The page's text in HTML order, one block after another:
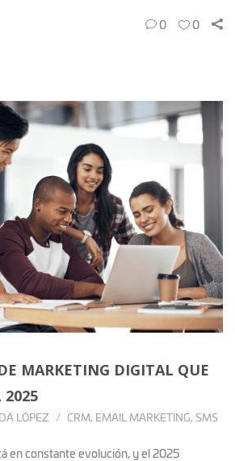
0 0
MARKETING DIGITAL QUE
2025
LÓPEZ CRM, EMAIL MARKETING, SMS
en constante evolución, y el 2025